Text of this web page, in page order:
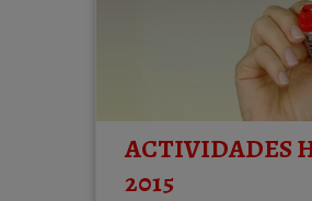
ACTIVIDADES
2015